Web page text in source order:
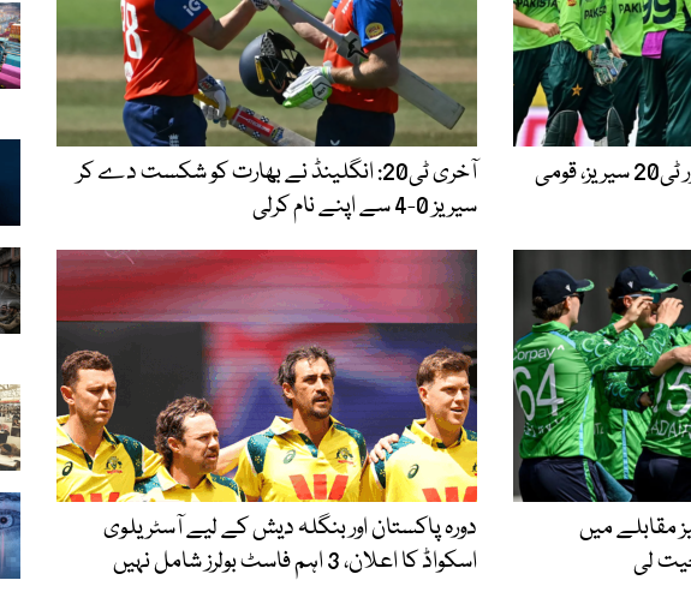
سری لنکا کے خلاف ون ڈے اور ٹی20 سیریز، قومی
آخری ٹی20: انگلینڈ نے بھارت کو شکست دے کر
سیریز 0-4 سے اپنے نام کرلی
مقابلے میں
دورہ پاکستان اور بنگلہ دیش کے لیے آسٹریلوی
اسکواڈ کا اعلان، 3 اہم فاسٹ بولرز شامل نہیں